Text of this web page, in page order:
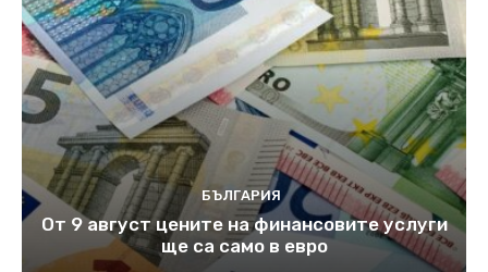
БЪЛГАРИЯ
От 9 август цените на финансовите услуги
ще са само в евро